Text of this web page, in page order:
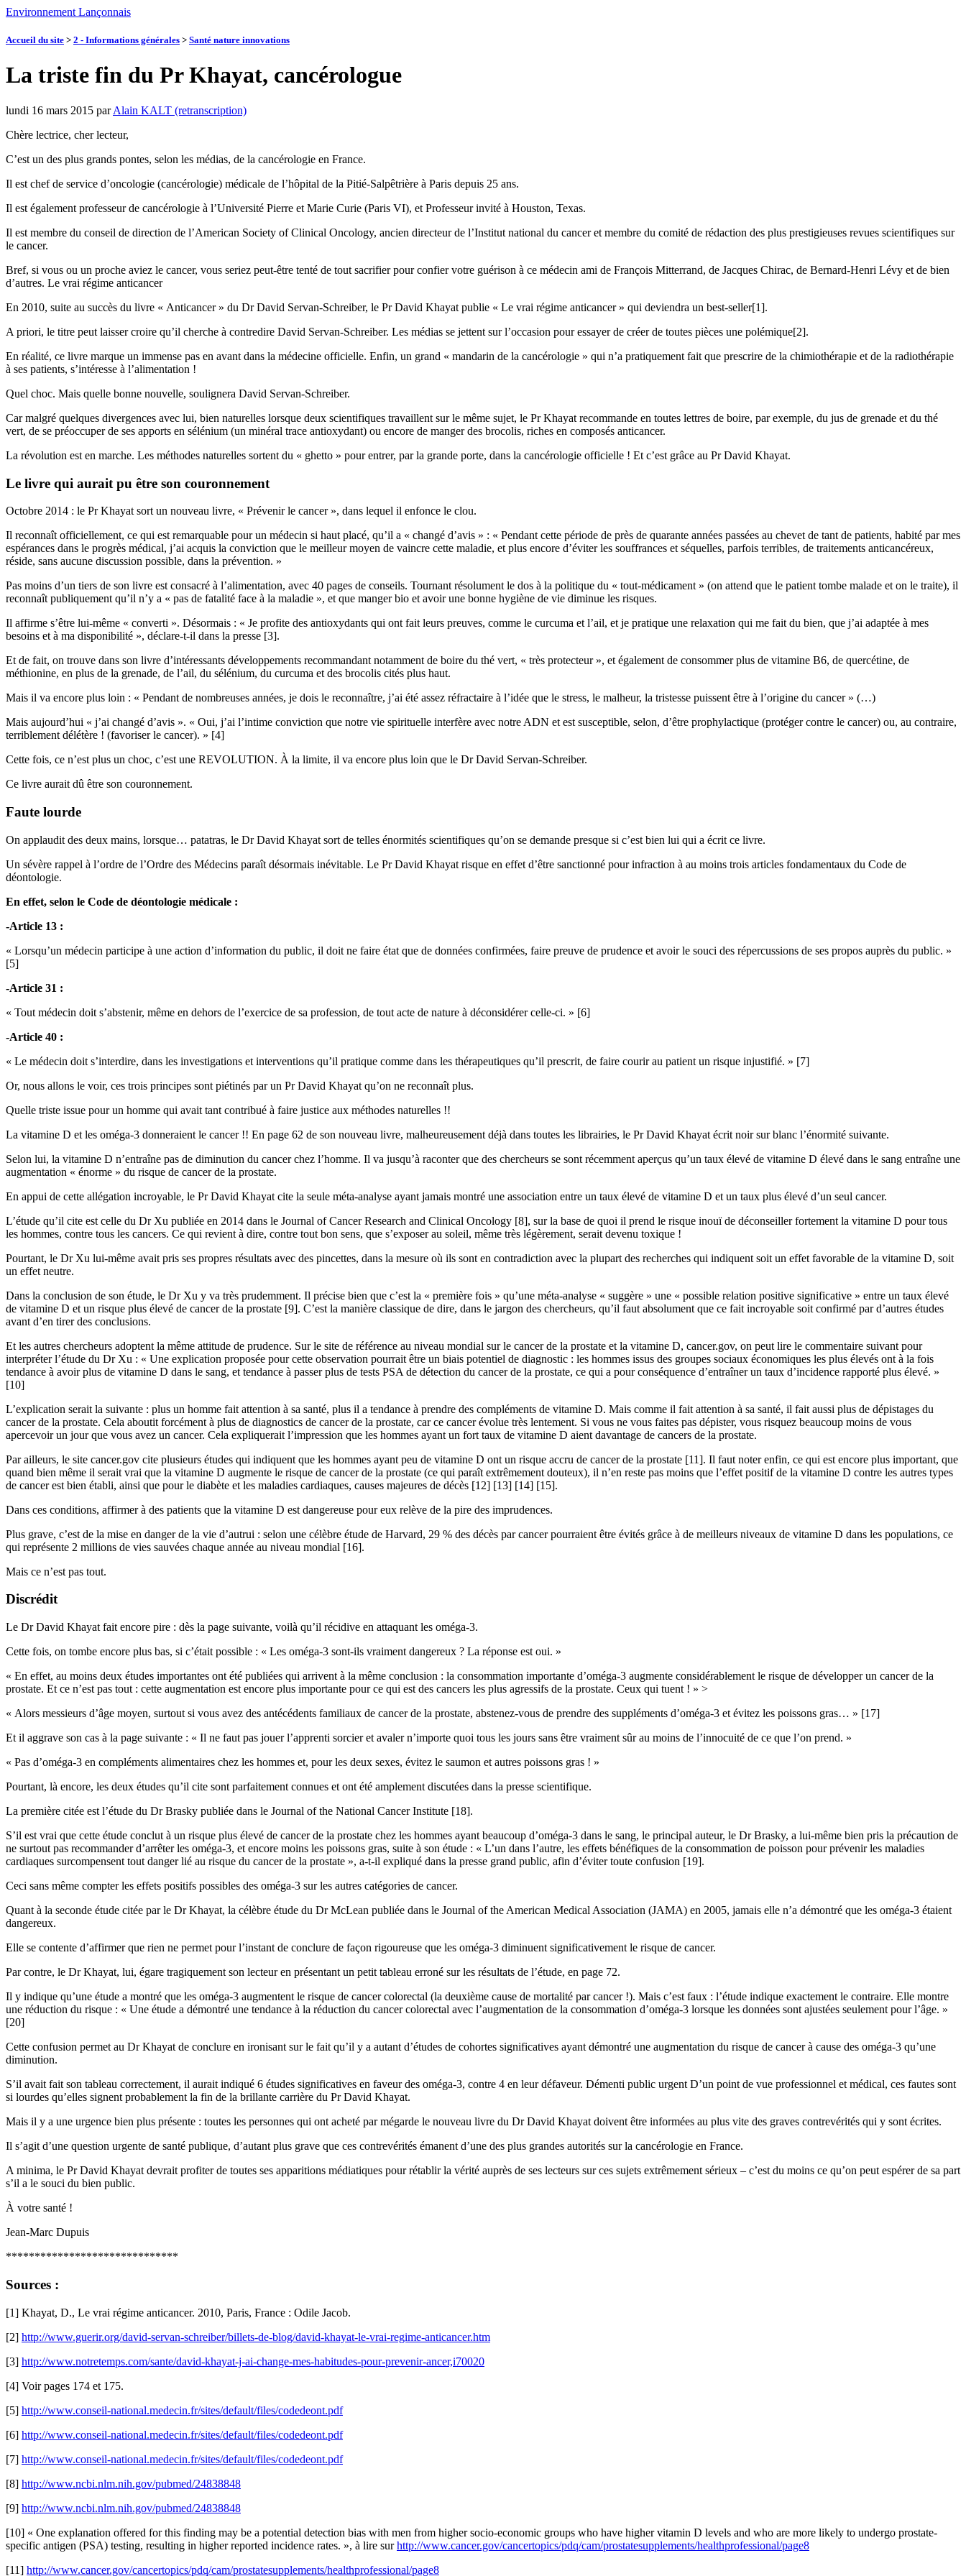
Environnement Lançonnais
Accueil du site > 2 - Informations générales > Santé nature innovations
La triste fin du Pr Khayat, cancérologue
lundi 16 mars 2015 parAlain KALT (retranscription)
Chère lectrice, cher lecteur,
C’est un des plus grands pontes, selon les médias, de la cancérologie en France.
Il est chef de service d’oncologie (cancérologie) médicale de l’hôpital de la Pitié-Salpêtrière à Paris depuis 25 ans.
Il est également professeur de cancérologie à l’Université Pierre et Marie Curie (Paris VI), et Professeur invité à Houston, Texas.
Il est membre du conseil de direction de l’American Society of Clinical Oncology, ancien directeur de l’Institut national du cancer et membre du comité de rédaction des plus prestigieuses revues scientifiques sur
le cancer.
Bref, si vous ou un proche aviez le cancer, vous seriez peut-être tenté de tout sacrifier pour confier votre guérison à ce médecin ami de François Mitterrand, de Jacques Chirac, de Bernard-Henri Lévy et de bien
d’autres. Le vrai régime anticancer
En 2010, suite au succès du livre « Anticancer » du Dr David Servan-Schreiber, le Pr David Khayat publie « Le vrai régime anticancer » qui deviendra un best-seller[1].
A priori, le titre peut laisser croire qu’il cherche à contredire David Servan-Schreiber. Les médias se jettent sur l’occasion pour essayer de créer de toutes pièces une polémique[2].
En réalité, ce livre marque un immense pas en avant dans la médecine officielle. Enfin, un grand « mandarin de la cancérologie » qui n’a pratiquement fait que prescrire de la chimiothérapie et de la radiothérapie
à ses patients, s’intéresse à l’alimentation !
Quel choc. Mais quelle bonne nouvelle, soulignera David Servan-Schreiber.
Car malgré quelques divergences avec lui, bien naturelles lorsque deux scientifiques travaillent sur le même sujet, le Pr Khayat recommande en toutes lettres de boire, par exemple, du jus de grenade et du thé
vert, de se préoccuper de ses apports en sélénium (un minéral trace antioxydant) ou encore de manger des brocolis, riches en composés anticancer.
La révolution est en marche. Les méthodes naturelles sortent du « ghetto » pour entrer, par la grande porte, dans la cancérologie officielle ! Et c’est grâce au Pr David Khayat.
Le livre qui aurait pu être son couronnement
Octobre 2014 : le Pr Khayat sort un nouveau livre, « Prévenir le cancer », dans lequel il enfonce le clou.
Il reconnaît officiellement, ce qui est remarquable pour un médecin si haut placé, qu’il a « changé d’avis » : « Pendant cette période de près de quarante années passées au chevet de tant de patients, habité par mes
espérances dans le progrès médical, j’ai acquis la conviction que le meilleur moyen de vaincre cette maladie, et plus encore d’éviter les souffrances et séquelles, parfois terribles, de traitements anticancéreux,
réside, sans aucune discussion possible, dans la prévention. »
Pas moins d’un tiers de son livre est consacré à l’alimentation, avec 40 pages de conseils. Tournant résolument le dos à la politique du « tout-médicament » (on attend que le patient tombe malade et on le traite), il
reconnaît publiquement qu’il n’y a « pas de fatalité face à la maladie », et que manger bio et avoir une bonne hygiène de vie diminue les risques.
Il affirme s’être lui-même « converti ». Désormais : « Je profite des antioxydants qui ont fait leurs preuves, comme le curcuma et l’ail, et je pratique une relaxation qui me fait du bien, que j’ai adaptée à mes
besoins et à ma disponibilité », déclare-t-il dans la presse [3].
Et de fait, on trouve dans son livre d’intéressants développements recommandant notamment de boire du thé vert, « très protecteur », et également de consommer plus de vitamine B6, de quercétine, de
méthionine, en plus de la grenade, de l’ail, du sélénium, du curcuma et des brocolis cités plus haut.
Mais il va encore plus loin : « Pendant de nombreuses années, je dois le reconnaître, j’ai été assez réfractaire à l’idée que le stress, le malheur, la tristesse puissent être à l’origine du cancer » (…)
Mais aujourd’hui « j’ai changé d’avis ». « Oui, j’ai l’intime conviction que notre vie spirituelle interfère avec notre ADN et est susceptible, selon, d’être prophylactique (protéger contre le cancer) ou, au contraire,
terriblement délétère ! (favoriser le cancer). » [4]
Cette fois, ce n’est plus un choc, c’est une REVOLUTION. À la limite, il va encore plus loin que le Dr David Servan-Schreiber.
Ce livre aurait dû être son couronnement.
Faute lourde
On applaudit des deux mains, lorsque… patatras, le Dr David Khayat sort de telles énormités scientifiques qu’on se demande presque si c’est bien lui qui a écrit ce livre.
Un sévère rappel à l’ordre de l’Ordre des Médecins paraît désormais inévitable. Le Pr David Khayat risque en effet d’être sanctionné pour infraction à au moins trois articles fondamentaux du Code de
déontologie.
En effet, selon le Code de déontologie médicale :
-Article 13 :
« Lorsqu’un médecin participe à une action d’information du public, il doit ne faire état que de données confirmées, faire preuve de prudence et avoir le souci des répercussions de ses propos auprès du public. »
[5]
-Article 31 :
« Tout médecin doit s’abstenir, même en dehors de l’exercice de sa profession, de tout acte de nature à déconsidérer celle-ci. » [6]
-Article 40 :
« Le médecin doit s’interdire, dans les investigations et interventions qu’il pratique comme dans les thérapeutiques qu’il prescrit, de faire courir au patient un risque injustifié. » [7]
Or, nous allons le voir, ces trois principes sont piétinés par un Pr David Khayat qu’on ne reconnaît plus.
Quelle triste issue pour un homme qui avait tant contribué à faire justice aux méthodes naturelles !!
La vitamine D et les oméga-3 donneraient le cancer !! En page 62 de son nouveau livre, malheureusement déjà dans toutes les librairies, le Pr David Khayat écrit noir sur blanc l’énormité suivante.
Selon lui, la vitamine D n’entraîne pas de diminution du cancer chez l’homme. Il va jusqu’à raconter que des chercheurs se sont récemment aperçus qu’un taux élevé de vitamine D élevé dans le sang entraîne une
augmentation « énorme » du risque de cancer de la prostate.
En appui de cette allégation incroyable, le Pr David Khayat cite la seule méta-analyse ayant jamais montré une association entre un taux élevé de vitamine D et un taux plus élevé d’un seul cancer.
L’étude qu’il cite est celle du Dr Xu publiée en 2014 dans le Journal of Cancer Research and Clinical Oncology [8], sur la base de quoi il prend le risque inouï de déconseiller fortement la vitamine D pour tous
les hommes, contre tous les cancers. Ce qui revient à dire, contre tout bon sens, que s’exposer au soleil, même très légèrement, serait devenu toxique !
Pourtant, le Dr Xu lui-même avait pris ses propres résultats avec des pincettes, dans la mesure où ils sont en contradiction avec la plupart des recherches qui indiquent soit un effet favorable de la vitamine D, soit
un effet neutre.
Dans la conclusion de son étude, le Dr Xu y va très prudemment. Il précise bien que c’est la « première fois » qu’une méta-analyse « suggère » une « possible relation positive significative » entre un taux élevé
de vitamine D et un risque plus élevé de cancer de la prostate [9]. C’est la manière classique de dire, dans le jargon des chercheurs, qu’il faut absolument que ce fait incroyable soit confirmé par d’autres études
avant d’en tirer des conclusions.
Et les autres chercheurs adoptent la même attitude de prudence. Sur le site de référence au niveau mondial sur le cancer de la prostate et la vitamine D, cancer.gov, on peut lire le commentaire suivant pour
interpréter l’étude du Dr Xu : « Une explication proposée pour cette observation pourrait être un biais potentiel de diagnostic : les hommes issus des groupes sociaux économiques les plus élevés ont à la fois
tendance à avoir plus de vitamine D dans le sang, et tendance à passer plus de tests PSA de détection du cancer de la prostate, ce qui a pour conséquence d’entraîner un taux d’incidence rapporté plus élevé. »
[10]
L’explication serait la suivante : plus un homme fait attention à sa santé, plus il a tendance à prendre des compléments de vitamine D. Mais comme il fait attention à sa santé, il fait aussi plus de dépistages du
cancer de la prostate. Cela aboutit forcément à plus de diagnostics de cancer de la prostate, car ce cancer évolue très lentement. Si vous ne vous faites pas dépister, vous risquez beaucoup moins de vous
apercevoir un jour que vous avez un cancer. Cela expliquerait l’impression que les hommes ayant un fort taux de vitamine D aient davantage de cancers de la prostate.
Par ailleurs, le site cancer.gov cite plusieurs études qui indiquent que les hommes ayant peu de vitamine D ont un risque accru de cancer de la prostate [11]. Il faut noter enfin, ce qui est encore plus important, que
quand bien même il serait vrai que la vitamine D augmente le risque de cancer de la prostate (ce qui paraît extrêmement douteux), il n’en reste pas moins que l’effet positif de la vitamine D contre les autres types
de cancer est bien établi, ainsi que pour le diabète et les maladies cardiaques, causes majeures de décès [12] [13] [14] [15].
Dans ces conditions, affirmer à des patients que la vitamine D est dangereuse pour eux relève de la pire des imprudences.
Plus grave, c’est de la mise en danger de la vie d’autrui : selon une célèbre étude de Harvard, 29 % des décès par cancer pourraient être évités grâce à de meilleurs niveaux de vitamine D dans les populations, ce
qui représente 2 millions de vies sauvées chaque année au niveau mondial [16].
Mais ce n’est pas tout.
Discrédit
Le Dr David Khayat fait encore pire : dès la page suivante, voilà qu’il récidive en attaquant les oméga-3.
Cette fois, on tombe encore plus bas, si c’était possible : « Les oméga-3 sont-ils vraiment dangereux ? La réponse est oui. »
« En effet, au moins deux études importantes ont été publiées qui arrivent à la même conclusion : la consommation importante d’oméga-3 augmente considérablement le risque de développer un cancer de la
prostate. Et ce n’est pas tout : cette augmentation est encore plus importante pour ce qui est des cancers les plus agressifs de la prostate. Ceux qui tuent ! » >
« Alors messieurs d’âge moyen, surtout si vous avez des antécédents familiaux de cancer de la prostate, abstenez-vous de prendre des suppléments d’oméga-3 et évitez les poissons gras… » [17]
Et il aggrave son cas à la page suivante : « Il ne faut pas jouer l’apprenti sorcier et avaler n’importe quoi tous les jours sans être vraiment sûr au moins de l’innocuité de ce que l’on prend. »
« Pas d’oméga-3 en compléments alimentaires chez les hommes et, pour les deux sexes, évitez le saumon et autres poissons gras ! »
Pourtant, là encore, les deux études qu’il cite sont parfaitement connues et ont été amplement discutées dans la presse scientifique.
La première citée est l’étude du Dr Brasky publiée dans le Journal of the National Cancer Institute [18].
S’il est vrai que cette étude conclut à un risque plus élevé de cancer de la prostate chez les hommes ayant beaucoup d’oméga-3 dans le sang, le principal auteur, le Dr Brasky, a lui-même bien pris la précaution de
ne surtout pas recommander d’arrêter les oméga-3, et encore moins les poissons gras, suite à son étude : « L’un dans l’autre, les effets bénéfiques de la consommation de poisson pour prévenir les maladies
cardiaques surcompensent tout danger lié au risque du cancer de la prostate », a-t-il expliqué dans la presse grand public, afin d’éviter toute confusion [19].
Ceci sans même compter les effets positifs possibles des oméga-3 sur les autres catégories de cancer.
Quant à la seconde étude citée par le Dr Khayat, la célèbre étude du Dr McLean publiée dans le Journal of the American Medical Association (JAMA) en 2005, jamais elle n’a démontré que les oméga-3 étaient
dangereux.
Elle se contente d’affirmer que rien ne permet pour l’instant de conclure de façon rigoureuse que les oméga-3 diminuent significativement le risque de cancer.
Par contre, le Dr Khayat, lui, égare tragiquement son lecteur en présentant un petit tableau erroné sur les résultats de l’étude, en page 72.
Il y indique qu’une étude a montré que les oméga-3 augmentent le risque de cancer colorectal (la deuxième cause de mortalité par cancer !). Mais c’est faux : l’étude indique exactement le contraire. Elle montre
une réduction du risque : « Une étude a démontré une tendance à la réduction du cancer colorectal avec l’augmentation de la consommation d’oméga-3 lorsque les données sont ajustées seulement pour l’âge. »
[20]
Cette confusion permet au Dr Khayat de conclure en ironisant sur le fait qu’il y a autant d’études de cohortes significatives ayant démontré une augmentation du risque de cancer à cause des oméga-3 qu’une
diminution.
S’il avait fait son tableau correctement, il aurait indiqué 6 études significatives en faveur des oméga-3, contre 4 en leur défaveur. Démenti public urgent D’un point de vue professionnel et médical, ces fautes sont
si lourdes qu’elles signent probablement la fin de la brillante carrière du Pr David Khayat.
Mais il y a une urgence bien plus présente : toutes les personnes qui ont acheté par mégarde le nouveau livre du Dr David Khayat doivent être informées au plus vite des graves contrevérités qui y sont écrites.
Il s’agit d’une question urgente de santé publique, d’autant plus grave que ces contrevérités émanent d’une des plus grandes autorités sur la cancérologie en France.
A minima, le Pr David Khayat devrait profiter de toutes ses apparitions médiatiques pour rétablir la vérité auprès de ses lecteurs sur ces sujets extrêmement sérieux – c’est du moins ce qu’on peut espérer de sa part
s’il a le souci du bien public.
À votre santé !
Jean-Marc Dupuis
******************************
Sources :
[1] Khayat, D., Le vrai régime anticancer. 2010, Paris, France : Odile Jacob.
[2] http://www.guerir.org/david-servan-schreiber/billets-de-blog/david-khayat-le-vrai-regime-anticancer.htm
[3] http://www.notretemps.com/sante/david-khayat-j-ai-change-mes-habitudes-pour-prevenir-ancer,i70020
[4] Voir pages 174 et 175.
[5] http://www.conseil-national.medecin.fr/sites/default/files/codedeont.pdf
[6] http://www.conseil-national.medecin.fr/sites/default/files/codedeont.pdf
[7] http://www.conseil-national.medecin.fr/sites/default/files/codedeont.pdf
[8] http://www.ncbi.nlm.nih.gov/pubmed/24838848
[9] http://www.ncbi.nlm.nih.gov/pubmed/24838848
[10] « One explanation offered for this finding may be a potential detection bias with men from higher socio-economic groups who have higher vitamin D levels and who are more likely to undergo prostate-
specific antigen (PSA) testing, resulting in higher reported incidence rates. », à lire surhttp://www.cancer.gov/cancertopics/pdq/cam/prostatesupplements/healthprofessional/page8
[11] http://www.cancer.gov/cancertopics/pdq/cam/prostatesupplements/healthprofessional/page8